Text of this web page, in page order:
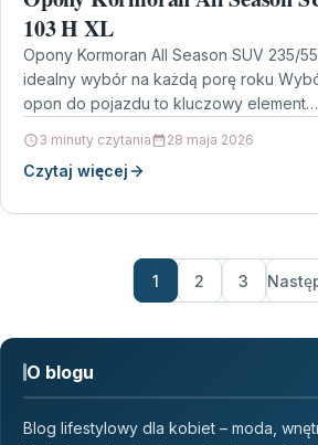
103 H XL
Opony Kormoran All Season SUV 235/
idealny wybór na każdą porę roku
opon do pojazdu to kluczowy element…
3 minuty czytania 28 maja 2026
Czytaj więcej
1 2 3
O blogu
Blog lifestylowy dla kobiet – moda,